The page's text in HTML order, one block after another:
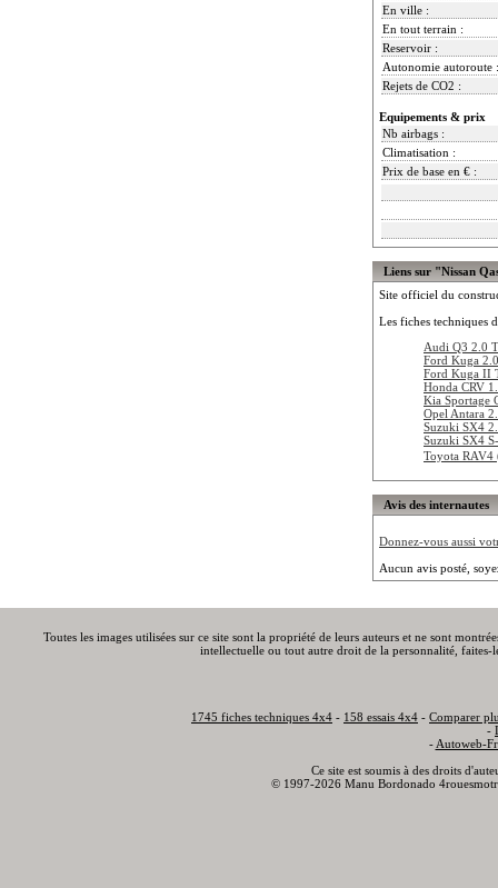
En ville :
En tout terrain :
Reservoir :
Autonomie autoroute :
Rejets de CO2 :
Equipements & prix
Nb airbags :
Climatisation :
Prix de base en € :
Liens sur "Nissan
Site officiel du
Les fiches techniques
Audi Q3 2.0
Ford Kuga
Ford Kuga II
Honda CRV
Kia Sportage
Opel Antara
Suzuki SX4
Suzuki SX4
Toyota
Avis des internautes
Donnez-vous aussi
Aucun avis posté,
Toutes les images utilisées sur ce site sont la propriété de leurs auteurs et ne sont
intellectuelle ou tout autre droit de la personnalité,
1745 fiches techniques 4x4 - 158 essais 4x4 - Comparer
-
- Autoweb-
Ce site est soumis à des droits
© 1997-2026 Manu Bordonado